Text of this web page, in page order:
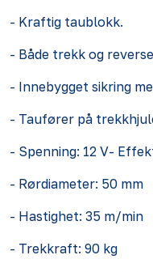
- Kraftig taublokk.
- Både trekk og
- Innebygget sikring
- Taufører på
- Spenning: 12 V-
- Rørdiameter: 50 mm
- Hastighet: 35 m/min
- Trekkraft: 90 kg